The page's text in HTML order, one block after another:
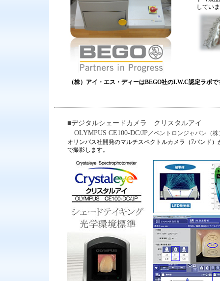
してい
（株）アイ・エス・ディーはBEGO社のI.W.C認定ラボで
■デジタルシェードカメラ クリスタルアイ
OLYMPUS CE100-DC/JP／ペントロンジャパン（株
オリンパス社開発のマルチスペクトルカメラ（7バンド
で撮影します。